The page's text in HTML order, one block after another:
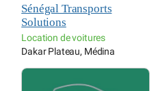
Sénégal Transports
Solutions
Location de voitures
Dakar Plateau, Médina